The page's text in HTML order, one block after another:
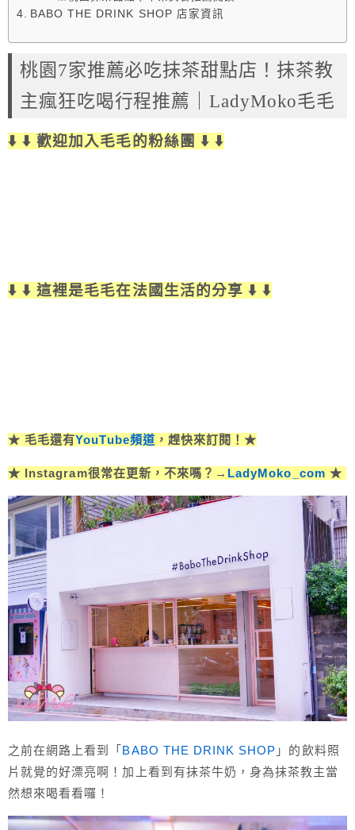
BABO THE DRINK SHOP 店家資訊
桃園7家推薦必吃抹茶甜點店！抹茶教
主瘋狂吃喝行程推薦｜LadyMoko毛毛
⬇️ ⬇️ 歡迎加入毛毛的粉絲團 ⬇️ ⬇️
⬇️ ⬇️ 這裡是毛毛在法國生活的分享 ⬇️ ⬇️
★ 毛毛還有YouTube頻道 ，趕快來訂閱！★
★ Instagram很常在更新，不來嗎？→ LadyMoko_com ★
之前在網路上看到「 BABO THE DRINK SHOP 」的飲料照
片就覺的好漂亮啊！加上看到有抹茶牛奶，身為抹茶教主當
然想來喝看看囉！